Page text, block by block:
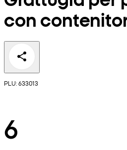
con
PLU: 633013
6